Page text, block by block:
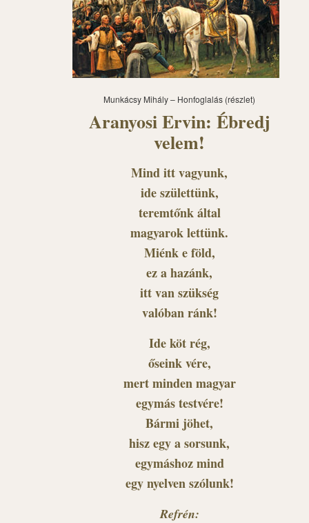
Munkácsy Mihály – Honfoglalás (részlet)
Aranyosi Ervin: Ébredj
velem!
Mind itt vagyunk,
ide születtünk,
teremtőnk által
magyarok lettünk.
Miénk e föld,
ez a hazánk,
itt van szükség
valóban ránk!
Ide köt rég,
őseink vére,
mert minden magyar
egymás testvére!
Bármi jöhet,
hisz egy a sorsunk,
egymáshoz mind
egy nyelven szólunk!
Refrén: